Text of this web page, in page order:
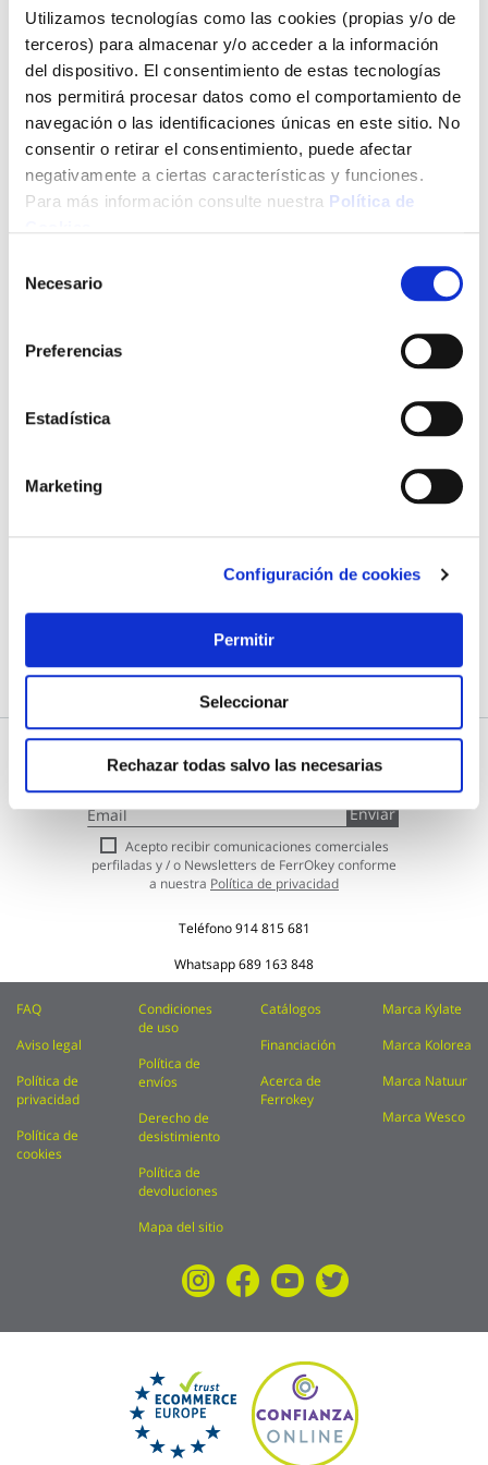
Utilizamos tecnologías como las cookies (propias y/o de
terceros) para almacenar y/o acceder a la información
del dispositivo. El consentimiento de estas tecnologías
nos permitirá procesar datos como el comportamiento de
navegación o las identificaciones únicas en este sitio. No
consentir o retirar el consentimiento, puede afectar
negativamente a ciertas características y funciones.
Para más información consulte nuestra Política de
Necesario
Preferencias
Estadística
Marketing
Configuración de cookies
Permitir
Seleccionar
Rechazar todas salvo las necesarias
bolsillos frontales con cremallera para accesorios y
documentos • Bolsillo en el lateral izquierdo • Correas de
hombro ergon¢micas, acolchadas y ajustables mediante cinta
regulable • Asa de mano superior acolchada para un
confortable transporte • Espalda reforzada para una mayor
comodidad • Sistema de doble cremallera en el departamento
principal • Sistema integrado de correa para Trolley • Puerto
USB para carga de dispositivos
Ver más
21,70 €
Añadir al carrito
en nuestras tiendas
5 días hábiles
LOCALIZA TU TIENDA MÁS CERCANA
Subscríbete a nuestra Newsletter
a
nuestro
boletín
de
Enviar
Acepto recibir comunicaciones comerciales
perfiladas y / o Newsletters de FerrOkey conforme
a nuestra Política de privacidad
Teléfono914 815 681
Whatsapp689 163 848
FAQ
Aviso legal
Política de
privacidad
Política de
cookies
Condiciones
de uso
Política de
envíos
Derecho de
desistimiento
Política de
devoluciones
Mapa del sitio
Catálogos
Financiación
Acerca de
Ferrokey
Marca Kylate
Marca Kolorea
Marca Natuur
Marca Wesco